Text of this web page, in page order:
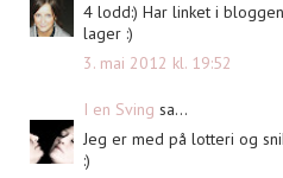
4 lodd:) Har linket i
lager :)
3. mai 2012 kl. 19:52
I en Sving sa...
Jeg er med på lotteri og
:)